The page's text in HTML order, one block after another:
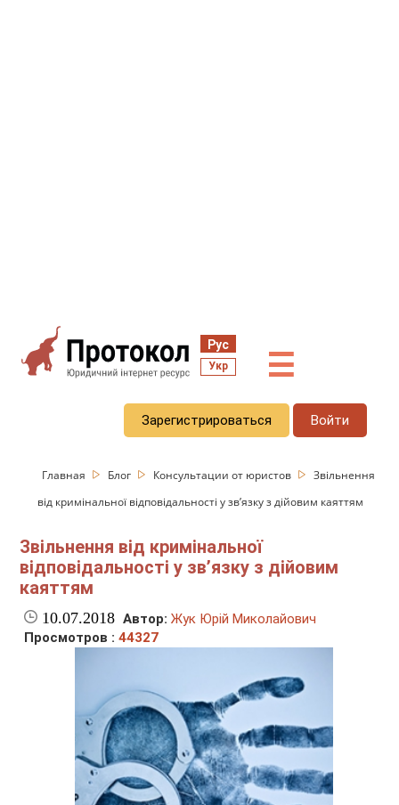
Рус
Укр ☰
Зарегистрироваться Войти
Главная Блог Консультации от юристов
Звільнення
від кримінальної відповідальності у зв’язку з дійовим каяттям
Звільнення від кримінальної
відповідальності у зв’язку з дійовим
каяттям
10.07.2018 Автор: Жук Юрій Миколайович
Просмотров :44327